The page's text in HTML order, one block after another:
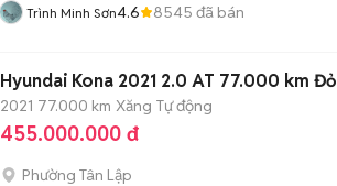
Trình Minh Sơn4.6 8545 đã bán
Hyundai Kona 2021 2.0 AT 77.000 km Đỏ
2021 77.000 km Xăng Tự động
455.000.000 đ
Phường Tân Lập